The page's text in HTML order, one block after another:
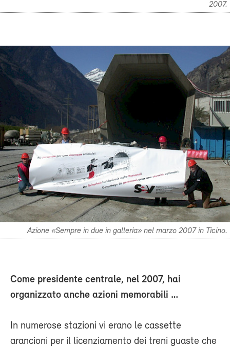
2007.
Azione «Sempre in due in galleria» nel marzo 2007 in Ticino.
Come presidente centrale, nel 2007, hai
organizzato anche azioni memorabili …
In numerose stazioni vi erano le cassette
arancioni per il licenziamento dei treni guaste che